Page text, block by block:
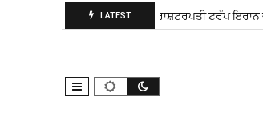
LATEST
ਮੈਦਾਨ ਵਿੱਚ ਨਿਤਰੀ ਰਾਸ਼ਟਰਪਤੀ ਟਰੰਪ ਇਰਾਨ ਜੰਗ